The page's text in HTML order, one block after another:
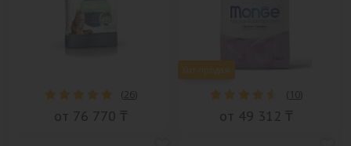
(26)
от 76 770 ₸
Хит продаж
( 10)
от 49 312 ₸